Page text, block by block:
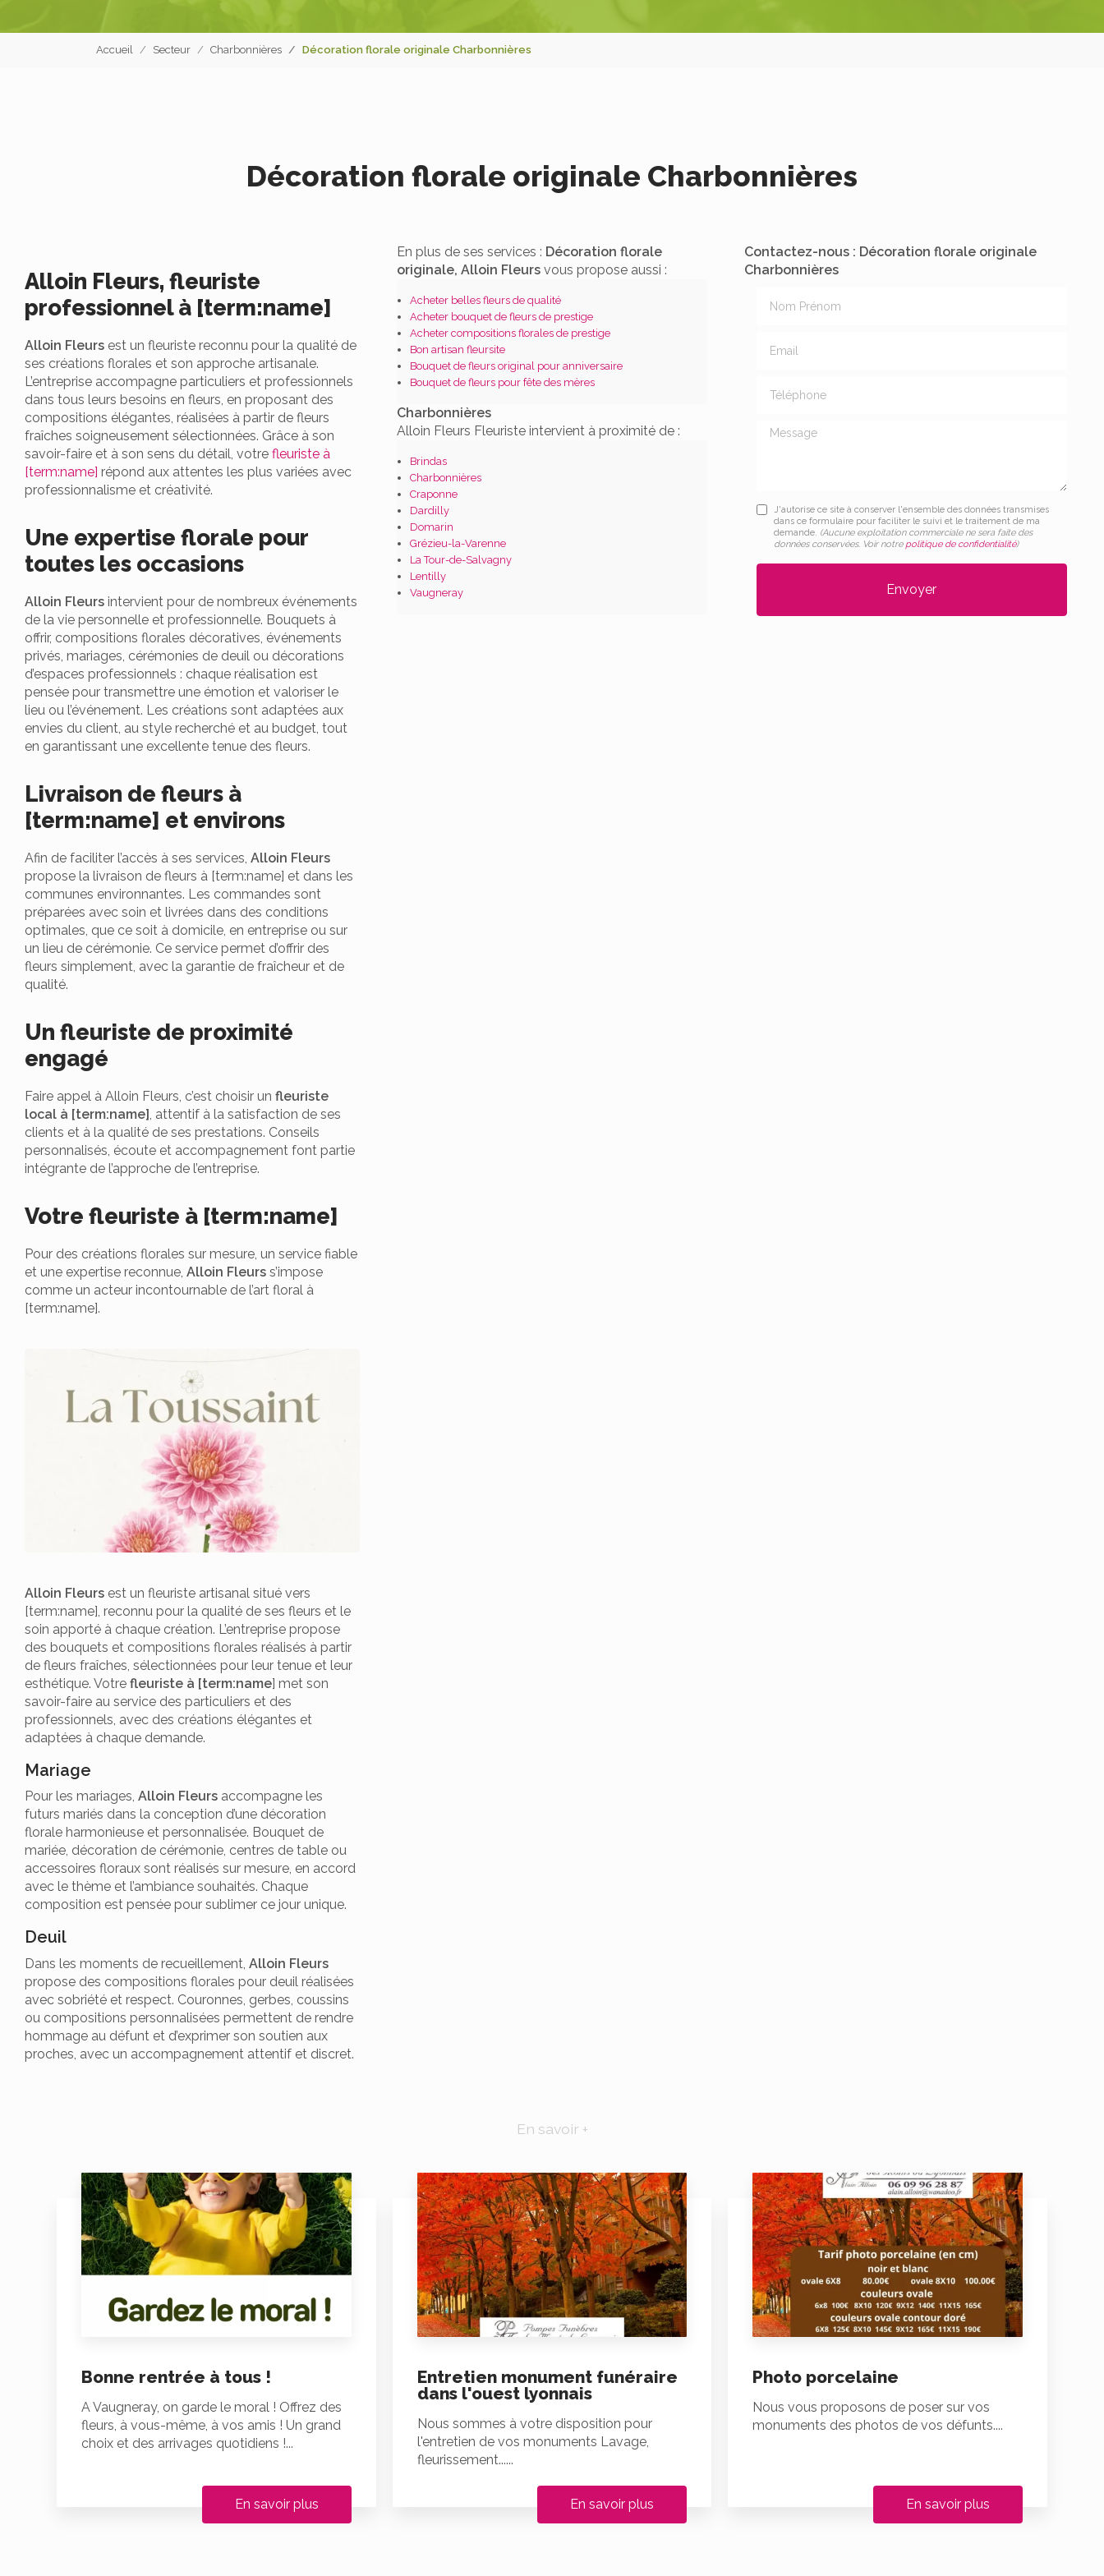
Accueil Secteur Charbonnières Décoration florale originale Charbonnières
Décoration florale originale Charbonnières
Alloin Fleurs, fleuriste
professionnel à [term:name]
Alloin Fleurs est un fleuriste reconnu pour la qualité de
ses créations florales et son approche artisanale.
L’entreprise accompagne particuliers et professionnels
dans tous leurs besoins en fleurs, en proposant des
compositions élégantes, réalisées à partir de fleurs
fraîches soigneusement sélectionnées. Grâce à son
savoir-faire et à son sens du détail, votre fleuriste à
[term:name] répond aux attentes les plus variées avec
professionnalisme et créativité.
Une expertise florale pour
toutes les occasions
Alloin Fleurs intervient pour de nombreux événements
de la vie personnelle et professionnelle. Bouquets à
offrir, compositions florales décoratives, événements
privés, mariages, cérémonies de deuil ou décorations
d’espaces professionnels : chaque réalisation est
pensée pour transmettre une émotion et valoriser le
lieu ou l’événement. Les créations sont adaptées aux
envies du client, au style recherché et au budget, tout
en garantissant une excellente tenue des fleurs.
Livraison de fleurs à
[term:name] et environs
Afin de faciliter l’accès à ses services, Alloin Fleurs
propose la livraison de fleurs à [term:name] et dans les
communes environnantes. Les commandes sont
préparées avec soin et livrées dans des conditions
optimales, que ce soit à domicile, en entreprise ou sur
un lieu de cérémonie. Ce service permet d’offrir des
fleurs simplement, avec la garantie de fraîcheur et de
qualité.
Un fleuriste de proximité
engagé
Faire appel à Alloin Fleurs, c’est choisir un fleuriste
local à [term:name], attentif à la satisfaction de ses
clients et à la qualité de ses prestations. Conseils
personnalisés, écoute et accompagnement font partie
intégrante de l’approche de l’entreprise.
Votre fleuriste à [term:name]
Pour des créations florales sur mesure, un service fiable
et une expertise reconnue, Alloin Fleurs s’impose
comme un acteur incontournable de l’art floral à
[term:name].
Alloin Fleurs est un fleuriste artisanal situé vers
[term:name], reconnu pour la qualité de ses fleurs et le
soin apporté à chaque création. L’entreprise propose
des bouquets et compositions florales réalisés à partir
de fleurs fraîches, sélectionnées pour leur tenue et leur
esthétique. Votre fleuriste à [term:name] met son
savoir-faire au service des particuliers et des
professionnels, avec des créations élégantes et
adaptées à chaque demande.
Mariage
Pour les mariages, Alloin Fleurs accompagne les
futurs mariés dans la conception d’une décoration
florale harmonieuse et personnalisée. Bouquet de
mariée, décoration de cérémonie, centres de table ou
accessoires floraux sont réalisés sur mesure, en accord
avec le thème et l’ambiance souhaités. Chaque
composition est pensée pour sublimer ce jour unique.
Deuil
Dans les moments de recueillement, Alloin Fleurs
propose des compositions florales pour deuil réalisées
avec sobriété et respect. Couronnes, gerbes, coussins
ou compositions personnalisées permettent de rendre
hommage au défunt et d’exprimer son soutien aux
proches, avec un accompagnement attentif et discret.
En plus de ses services : Décoration florale
originale, Alloin Fleursvous propose aussi :
Acheter belles fleurs de qualité
Acheter bouquet de fleurs de prestige
Acheter compositions florales de prestige
Bon artisan fleursite
Bouquet de fleurs original pour anniversaire
Bouquet de fleurs pour fête des mères
Charbonnières
Alloin Fleurs Fleuriste intervient à proximité de :
Brindas
Charbonnières
Craponne
Dardilly
Domarin
Grézieu-la-Varenne
La Tour-de-Salvagny
Lentilly
Vaugneray
Contactez-nous : Décoration florale originale
Charbonnières
Message
J'autorise ce site à conserver l'ensemble des données transmises
dans ce formulaire pour faciliter le suivi et le traitement de ma
demande. (Aucune exploitation commerciale ne sera faite des
données conservées. Voir notre politique de confidentialité)
En savoir +
Bonne rentrée à tous !
A Vaugneray, on garde le moral ! Offrez des
fleurs, à vous-même, à vos amis ! Un grand
choix et des arrivages quotidiens !...
En savoir plus
Entretien monument funéraire
dans l'ouest lyonnais
Nous sommes à votre disposition pour
l'entretien de vos monuments Lavage,
fleurissement......
En savoir plus
Photo porcelaine
Nous vous proposons de poser sur vos
monuments des photos de vos défunts....
En savoir plus